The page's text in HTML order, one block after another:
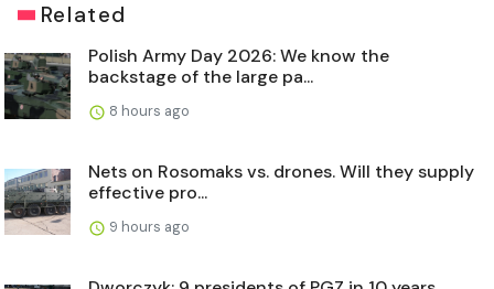
Related
Polish Army Day 2026: We know the
backstage of the large pa...
8 hours ago
Nets on Rosomaks vs. drones. Will they supply
effective pro...
9 hours ago